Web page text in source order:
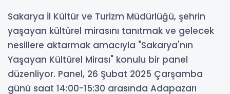
Sakarya İl Kültür ve Turizm Müdürlüğü, şehrin
yaşayan kültürel mirasını tanıtmak ve gelecek
nesillere aktarmak amacıyla "Sakarya'nın
Yaşayan Kültürel Mirası" konulu bir panel
düzenliyor. Panel, 26 Şubat 2025 Çarşamba
günü saat 14:00-15:30 arasında Adapazarı